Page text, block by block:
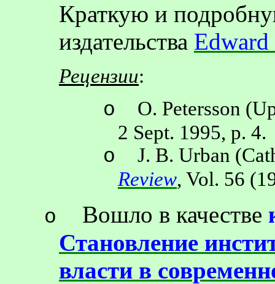
Краткую и
издательства
Рецензии:
o O. Petersson (
2 Sept. 1995, p. 4.
o
J. B. Urban
Review, Vol. 56
o Вошло в качестве
Становление
власти в